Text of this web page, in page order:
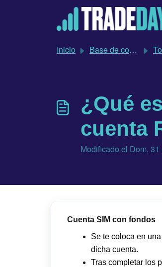
Saltar al contenido principal
Inicio Base de conocimientos Todas
¿Qué
cuenta
Modificado el Dom, 31
Cuenta SIM con fondos
Se te coloca en
dicha cuenta.
Tras completar los